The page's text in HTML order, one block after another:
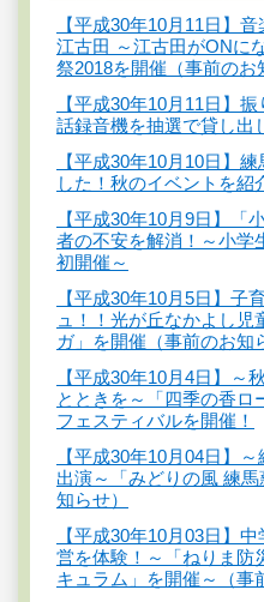
【平成30年10月11日】
江古田 ～江古田がONに
祭2018を開催（事前のお
【平成30年10月11日】
話録音機を抽選で貸し出
【平成30年10月10日】
した！秋のイベントを紹
【平成30年10月9日】「
者の不安を解消！～小学
初開催～
【平成30年10月5日】子
ュ！！光が丘なかよし児
ガ」を開催（事前のお知
【平成30年10月4日】～
とときを～「四季の香ロ
フェスティバルを開催！
【平成30年10月04日】
出演～「みどりの風 練
知らせ）
【平成30年10月03日】
営を体験！～「ねりま防
キュラム」を開催～（事